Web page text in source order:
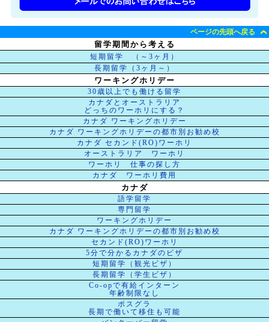
ページの先頭へ戻る
留学期間から考える
短期留学 （～3ヶ月）
長期留学（3ヶ月～）
ワーキングホリデー
30歳以上でも働ける留学
カナダとオーストラリア
どっちのワーホリにする？
カナダ ワーキングホリデー
カナダ ワーキングホリデーの都市別お勧め校
カナダ セカンド(RO)ワーホリ
オーストラリア ワーホリ
ワーホリ 仕事の探し方
カナダ ワーホリ費用
カナダ
語学留学
専門留学
ワーキングホリデー
カナダ ワーキングホリデーの都市別お勧め校
セカンド(RO)ワーホリ
5分で分かるカナダのビザ
短期留学（観光ビザ）
長期留学（学生ビザ）
Co-opで有給インターン
年齢制限なし
ポスグラ
長期で働いて移住も可能